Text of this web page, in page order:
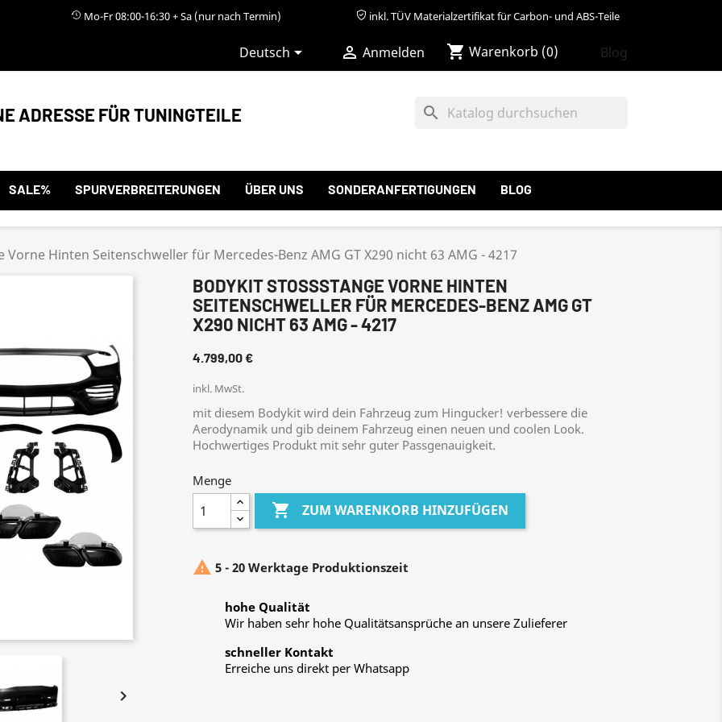
Mo-Fr 08:00-16:30 + Sa (nur nach Termin) inkl. TÜV Materialzertifikat für Carbon- und ABS-Teile
Deutsch  Anmelden shopping_cart Warenkorb (0) Blog
ADRESSE FÜR TUNINGTEILE search
SALE% SPURVERBREITERUNGEN ÜBER UNS SONDERANFERTIGUNGEN BLOG
Hinten Seitenschweller für Mercedes-Benz AMG GT X290 nicht 63 AMG - 4217

BODYKIT STOSSSTANGE VORNE HINTEN S
EITENSCHWELLER FÜR MERCEDES-BENZ AMG GT X
290 NICHT 63 AMG - 4217
4.799,00 €
inkl. MwSt.
mit diesem Bodykit wird dein Fahrzeug zum Hingucker! verbessere die
Aerodynamik und gib deinem Fahrzeug einen neuen und coolen Look.
Hochwertiges Produkt mit sehr guter Passgenauigkeit.
Menge
 ZUM WARENKORB HINZUFÜGEN
 5 - 20 Werktage Produktionszeit
hohe Qualität
Wir haben sehr hohe Qualitätsansprüche an unsere Zulieferer
schneller Kontakt
Erreiche uns direkt per Whatsapp